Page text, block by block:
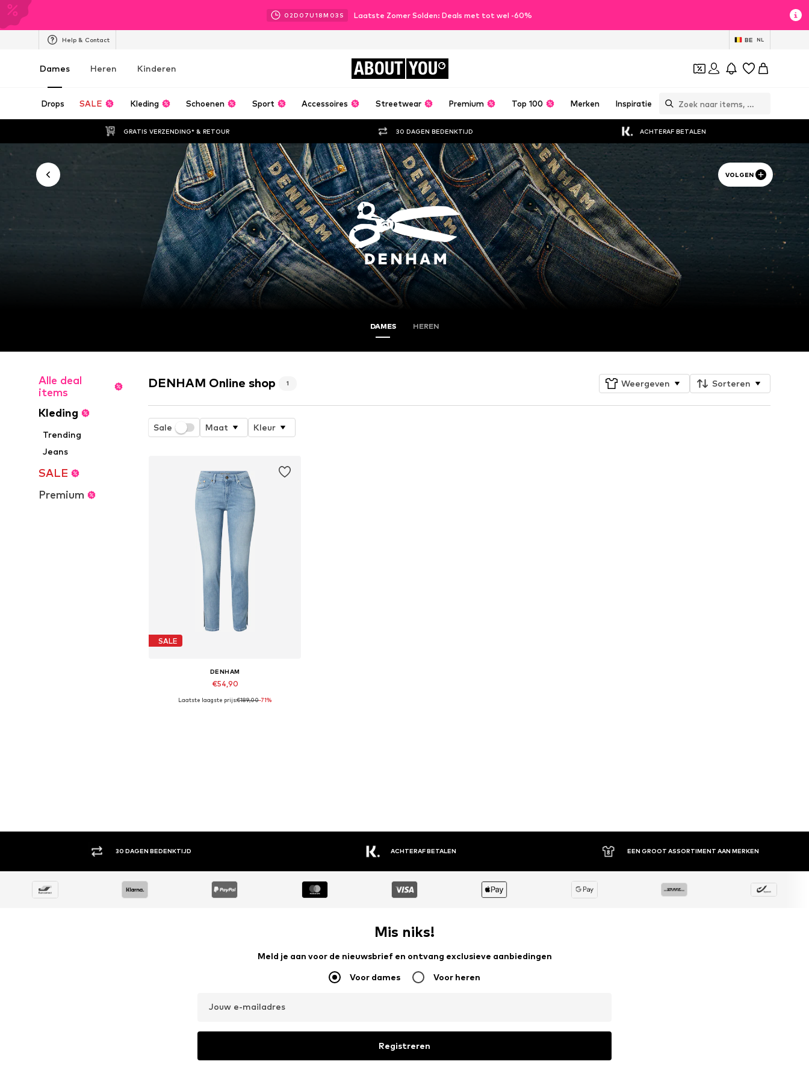
02D 07U18M 02 S Laatste Zomer Solden: Deals met tot wel -60%
Help & Contact BE NL
Dames Heren Kinderen ABOUT YOU
Drops SALE Kleding Schoenen Sport Accessoires Streetwear Premium Top 100 Merken Inspiratie
GRATIS VERZENDING* & RETOUR 30 DAGEN BEDENKTIJD ACHTERAF BETALEN
VOLGEN
DAMES HEREN
Alle deal
items
Kleding
Trending
Jeans
SALE
Premium
DENHAM Online shop 1 Weergeven Sorteren
Sale Maat Kleur
SALE
DENHAM
€54,90
Beschikbare maten: 30 x 30
Laatste laagste prijs:€189,00-71%
30 DAGEN BEDENKTIJD ACHTERAF BETALEN EEN GROOT ASSORTIMENT AAN MERKEN
Mis niks!
Meld je aan voor de nieuwsbrief en ontvang exclusieve aanbiedingen
Voor dames Voor heren
Jouw e-mailadres
Registreren